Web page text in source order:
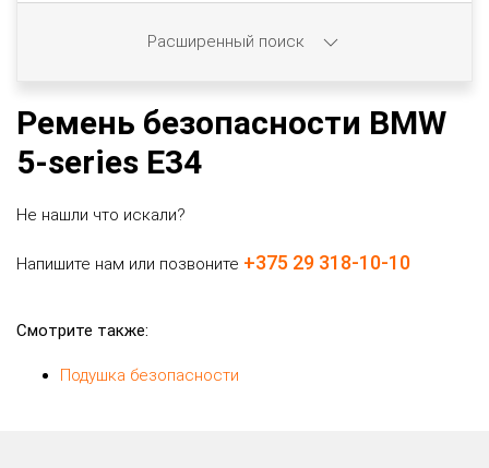
Ремень безопасности BMW
5-series E34
Не нашли что искали?
Напишите нам или позвоните +375 29 318-10-10
Смотрите также:
Подушка безопасности
Расширенный поиск